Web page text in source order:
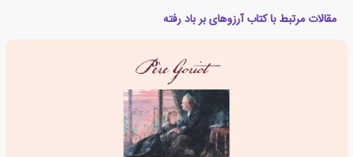
مقالات مرتبط با کتاب آرزوهای بر باد رفته